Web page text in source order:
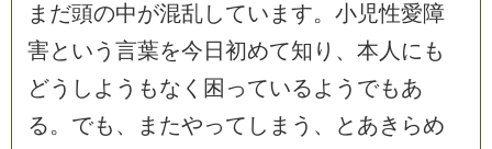
ま だ頭の中が混乱してい ま す。 小児性愛障
害と いう 言葉を今 日 初めて知 り 、 本 人 に も
どう し よ う もな く 困 っている よ う でもあ
る。 でも 、 ま たやって し ま う 、 と あき らめ